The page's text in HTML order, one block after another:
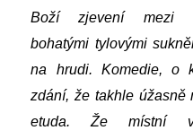
Boží zjevení mezi
bohatými tylovými
na hrudi. Komedie, o
zdání, že takhle úžasně
etuda. Že místní